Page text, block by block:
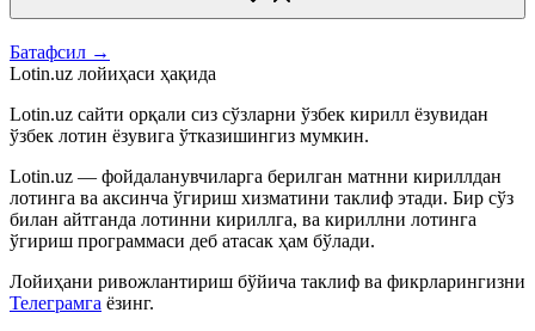
Батафсил →
Lotin.uz лойиҳаси ҳақида
Lotin.uz сайти орқали сиз сўзларни ўзбек кирилл ёзувидан
ўзбек лотин ёзувига ўтказишингиз мумкин.
Lotin.uz — фойдаланувчиларга берилган матнни кириллдан
лотинга ва аксинча ўгириш хизматини таклиф этади. Бир сўз
билан айтганда лотинни кириллга, ва кириллни лотинга
ўгириш программаси деб атасак ҳам бўлади.
Лойиҳани ривожлантириш бўйича таклиф ва фикрларингизни
Телеграмга ёзинг.